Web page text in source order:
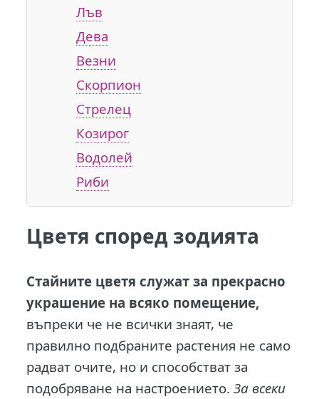
Лъв
Дева
Везни
Скорпион
Стрелец
Козирог
Водолей
Риби
Цветя според зодията
Стайните цветя служат за прекрасно
украшение на всяко помещение,
въпреки че не всички знаят, че
правилно подбраните растения не само
радват очите, но и способстват за
подобряване на настроението.За всеки